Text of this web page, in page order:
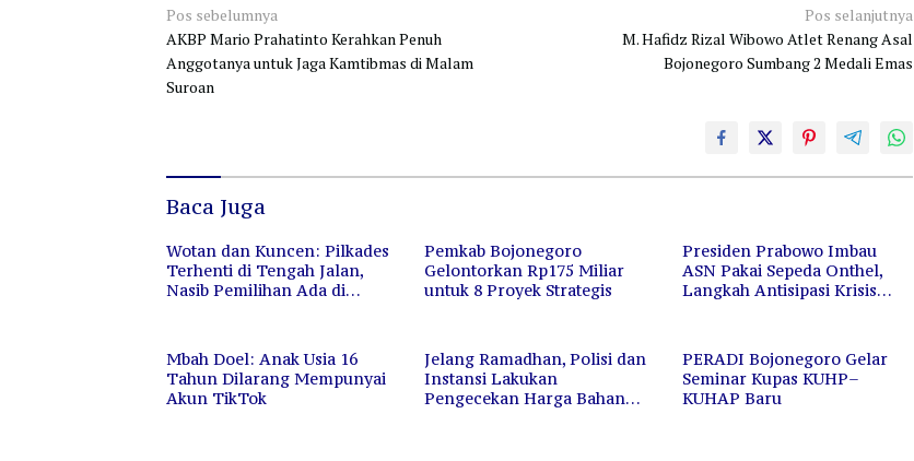
Navigasi
pos
Pos sebelumnya
AKBP Mario Prahatinto Kerahkan Penuh
Anggotanya untuk Jaga Kamtibmas di Malam
Suroan
Pos selanjutnya
M. Hafidz Rizal Wibowo Atlet Renang Asal
Bojonegoro Sumbang 2 Medali Emas
Baca Juga
Wotan dan Kuncen: Pilkades
Terhenti di Tengah Jalan,
Nasib Pemilihan Ada di
Pemkab Bojonegoro
Gelontorkan Rp175 Miliar
untuk 8 Proyek Strategis
Presiden Prabowo Imbau
ASN Pakai Sepeda Onthel,
Langkah Antisipasi Krisis
Mbah Doel: Anak Usia 16
Tahun Dilarang Mempunyai
Akun TikTok
Jelang Ramadhan, Polisi dan
Instansi Lakukan
Pengecekan Harga Bahan
PERADI Bojonegoro Gelar
Seminar Kupas KUHP–
KUHAP Baru